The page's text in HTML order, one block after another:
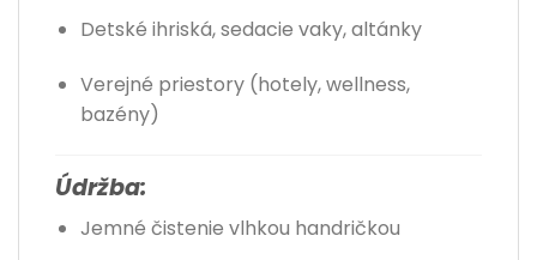
Detské ihriská, sedacie vaky, altánky
Verejné priestory (hotely, wellness,
bazény)
Údržba:
Jemné čistenie vlhkou handričkou